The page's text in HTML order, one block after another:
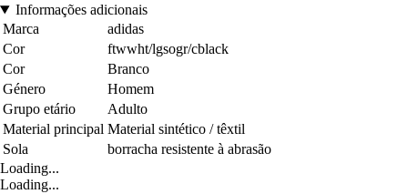
Informações adicionais
Marca
adidas
Cor
ftwwht/lgsogr/cblack
Cor
Branco
Género
Homem
Grupo etário
Adulto
Material principal Material sintético / têxtil
Sola
borracha resistente à abrasão
Loading...
Loading...